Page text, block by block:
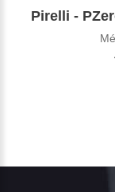
Pirelli -